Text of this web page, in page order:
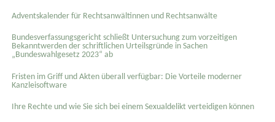
Adventskalender für Rechtsanwältinnen und Rechtsanwälte
Bundesverfassungsgericht schließt Untersuchung zum vorzeitigen
Bekanntwerden der schriftlichen Urteilsgründe in Sachen
„Bundeswahlgesetz 2023“ ab
Fristen im Griff und Akten überall verfügbar: Die Vorteile moderner
Kanzleisoftware
Ihre Rechte und wie Sie sich bei einem Sexual­delikt verteidigen können